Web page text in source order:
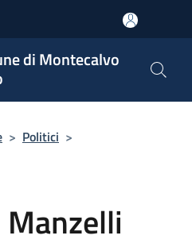
di Montecalvo
> Politici >